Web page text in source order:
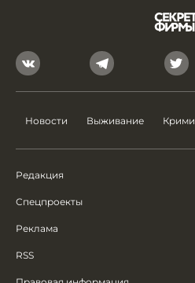
Новости Выживание
Редакция
Спецпроекты
Реклама
RSS